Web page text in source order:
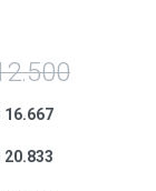
16.667
20.833